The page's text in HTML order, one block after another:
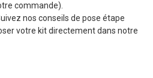
commande).
nos conseils de pose étape
votre kit directement dans notre